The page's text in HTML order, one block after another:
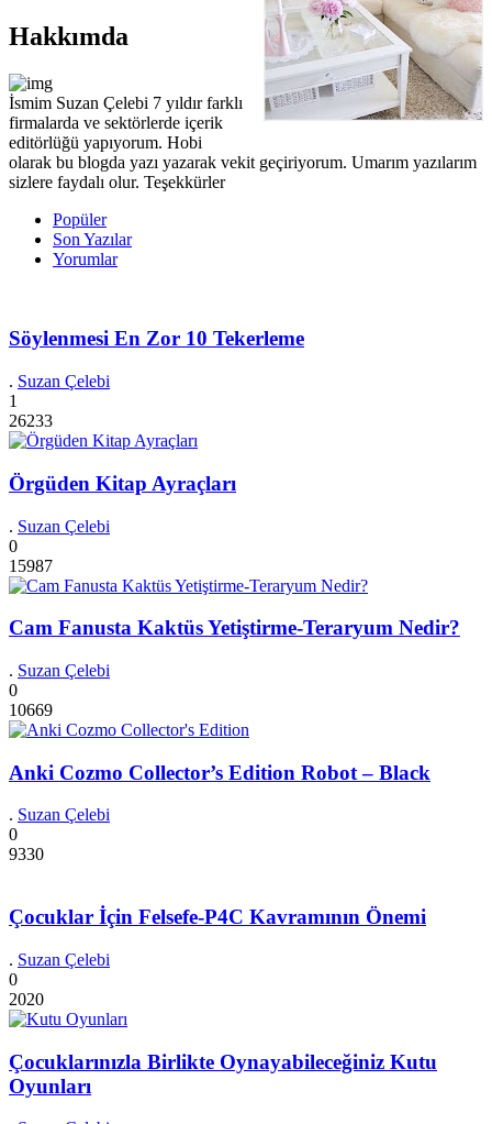
Hakkımda
İsmim Suzan Çelebi 7 yıldır farklı
firmalarda ve sektörlerde içerik
editörlüğü yapıyorum. Hobi
olarak bu blogda yazı yazarak vekit geçiriyorum. Umarım yazılarım
sizlere faydalı olur. Teşekkürler
Popüler
Son Yazılar
Yorumlar
Söylenmesi En Zor 10 Tekerleme
. Suzan Çelebi
1
26233
Örgüden Kitap Ayraçları
. Suzan Çelebi
0
15987
Cam Fanusta Kaktüs Yetiştirme-Teraryum Nedir?
. Suzan Çelebi
0
10669
Anki Cozmo Collector’s Edition Robot – Black
. Suzan Çelebi
0
9330
Çocuklar İçin Felsefe-P4C Kavramının Önemi
. Suzan Çelebi
0
2020
Çocuklarınızla Birlikte Oynayabileceğiniz Kutu
Oyunları